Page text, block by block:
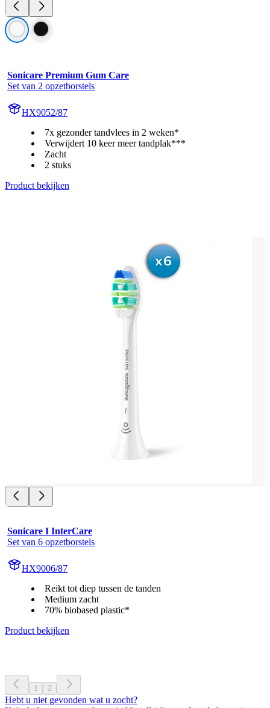
Sonicare Premium Gum Care
Set van 2 opzetborstels
HX9052/87
7x gezonder tandvlees in 2 weken*
Verwijdert 10 keer meer tandplak***
Zacht
2 stuks
Product bekijken
Sonicare I InterCare
Set van 6 opzetborstels
HX9006/87
Reikt tot diep tussen de tanden
Medium zacht
70% biobased plastic*
Product bekijken
1 2
Hebt u niet gevonden wat u zocht?